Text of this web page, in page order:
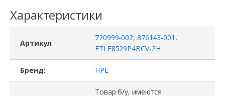
720999-
002,
876143-
Finisar,
Характеристики
Артикул
720999-002, 876143-001 ,
FTLF8529P4BCV-2H
Бренд: HPE
Товар б/у, имеются